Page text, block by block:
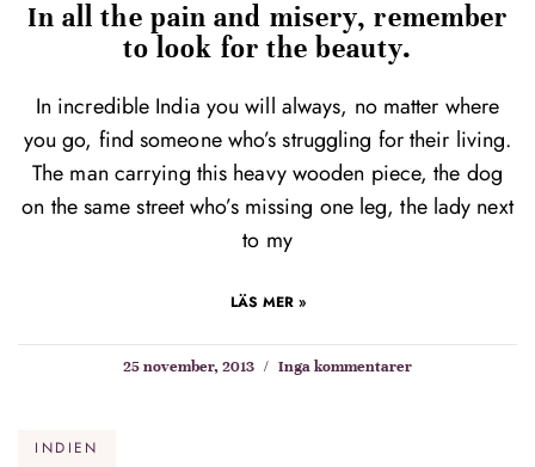
In all the pain and misery, remember
to look for the beauty.
In incredible India you will always, no matter where
you go, find someone who’s struggling for their living.
The man carrying this heavy wooden piece, the dog
on the same street who’s missing one leg, the lady next
to my
LÄS MER »
25 november, 2013 Inga kommentarer
INDIEN